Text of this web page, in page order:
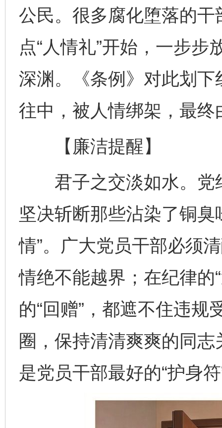
公民。很多腐化堕落的
点“人情礼”开始，一步
深渊。《条例》对此划
往中，被人情绑架，最终
【廉洁提醒】
君子之交淡如水。党
坚决斩断那些沾染了铜
情”。广大党员干部必须
情绝不能越界；在纪律的
的“回赠”，都遮不住违
圈，保持清清爽爽的同
是党员干部最好的“护身